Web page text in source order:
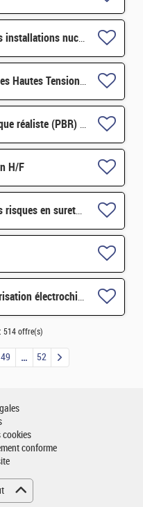
DEND - Ingénieur protection des installations nucléaires contre la malveillance H/F
Ingénieur Systèmes Electroniques Hautes Tensions Pulsée H/F
Implémentation du rendu physique réaliste (PBR) au sein de la plateforme de simulation CIVA H/F
H/F
DEND - Ingénieur évaluation des risques en sureté / sécurité H/F
Postdoc Prototypage et caractérisation électrochimique de batteries tout-solide H/F
514 offre(s)
49 52
cookies
conforme